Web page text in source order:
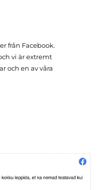
från Facebook.
vi är extremt
och en av våra